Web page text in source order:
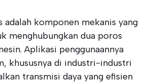
adalah komponen mekanis yang
menghubungkan dua poros
Aplikasi penggunaannya
khususnya di industri-industri
transmisi daya yang efisien